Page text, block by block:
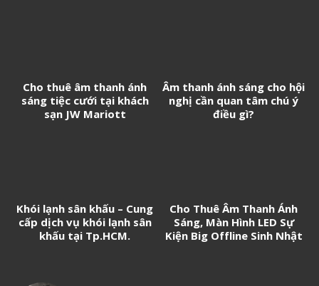
Cho thuê âm thanh ánh
sáng tiệc cưới tại khách
sạn JW Mariott
Âm thanh ánh sáng cho hội
nghị cần quan tâm chú ý
điều gì?
Khói lạnh sân khấu – Cung
cấp dịch vụ khói lạnh sân
khấu tại Tp.HCM.
Cho Thuê Âm Thanh Ánh
Sáng, Màn Hình LED Sự
Kiện Big Offline Sinh Nhật